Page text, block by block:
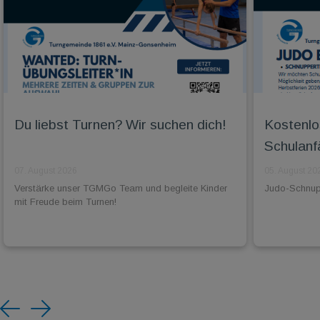
Du liebst Turnen? Wir suchen dich!
Verstärke unser TGMGo Team und begleite Kinder
mit Freude beim Turnen!
Judo-
Previous
Next